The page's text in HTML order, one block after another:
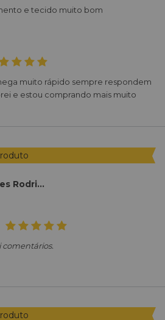
e tecido muito bom
muito rápido sempre respondem
e estou comprando mais muito
Luciana Dias Rodrigues Rodrigues
comentários.